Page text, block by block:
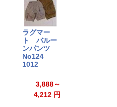
ラグマー
ト バルー
ンパンツ
No124
1012
3,888～
4,212 円